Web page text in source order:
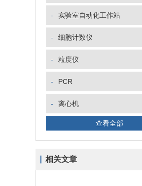
- 实验室自动化工作站
- 细胞计数仪
- 粒度仪
- PCR
- 离心机
查看全部
相关文章